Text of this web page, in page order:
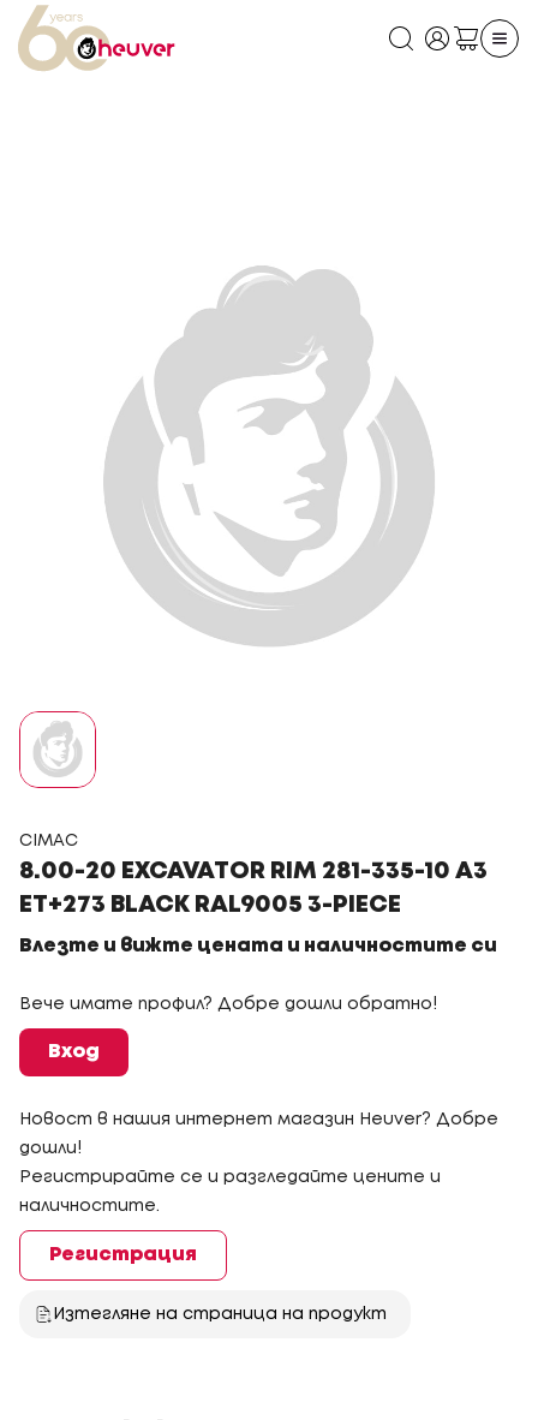
CIMAC
8.00-20 EXCAVATOR RIM 281-335-10 A3
ET+273 BLACK RAL9005 3-PIECE
Влезте и вижте цената и наличностите си
Вече имате профил? Добре дошли обратно!
Вход
Новост в нашия интернет магазин Heuver? Добре
дошли!
Регистрирайте се и разгледайте цените и
наличностите.
Регистрация
Изтегляне на страница на продукт